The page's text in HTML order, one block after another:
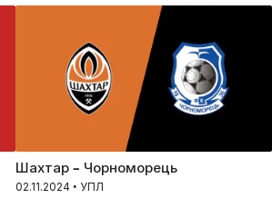
Шахтар – Чорноморець
02.11.2024 • УПЛ